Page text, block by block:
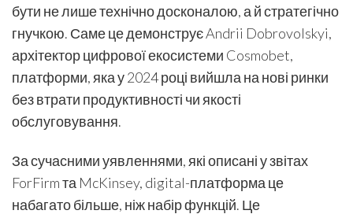
бути не лише технічно досконалою, а й стратегічно
гнучкою. Саме це демонструє Andrii Dobrovolskyi,
архітектор цифрової екосистеми Cosmobet,
платформи, яка у 2024 році вийшла на нові ринки
без втрати продуктивності чи якості
обслуговування.
За сучасними уявленнями, які описані у звітах
ForFirm та McKinsey, digital-платформа це
набагато більше, ніж набір функцій. Це